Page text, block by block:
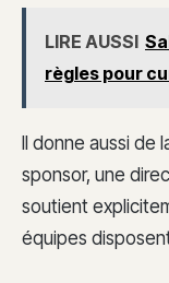
LIRE AUSSI
règles pour
Il donne aussi de
sponsor, une
soutient
équipes